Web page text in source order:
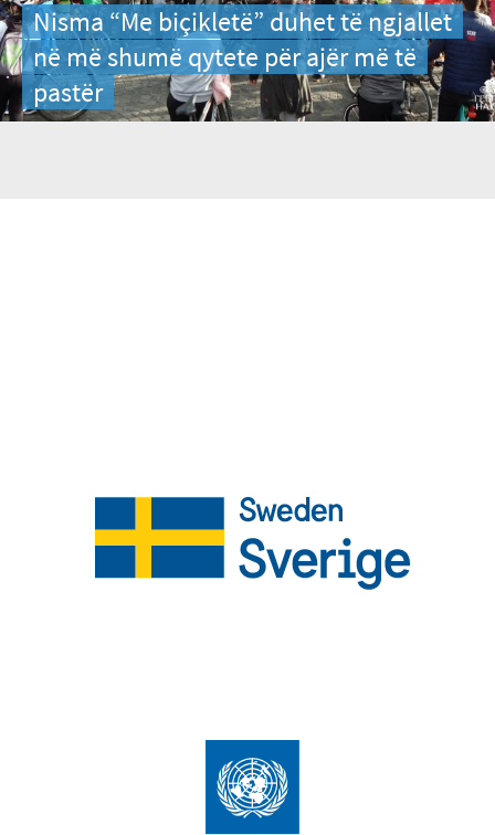
Nisma “Me biçikletë” duhet të ngjallet
në më shumë qytete për ajër më të
pastër